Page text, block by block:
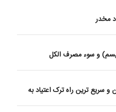
مخدر
و سوء مصرف الکل
و سریع ترین راه ترک اعتیاد به